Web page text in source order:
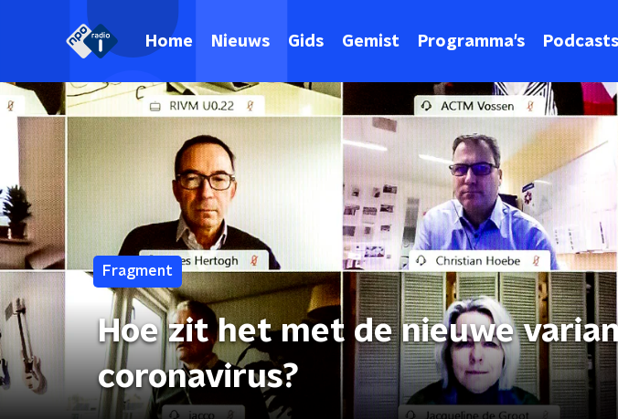
Home Nieuws Gids Gemist Programma's Podcasts
Fragment
Hoe zit het met de nieuwe
coronavirus?